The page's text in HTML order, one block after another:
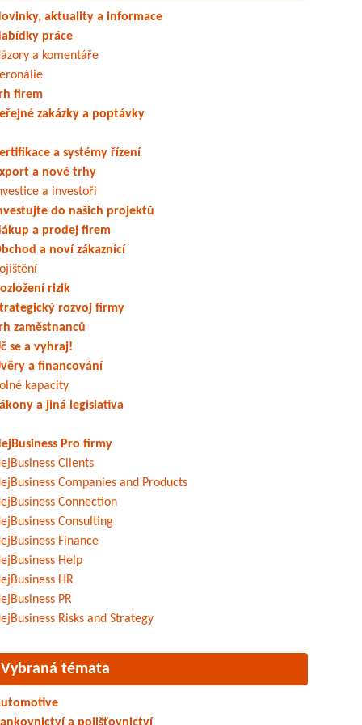
aktuality a informace
práce
a komentáře
firem
zakázky a poptávky
a systémy řízení
a nové trhy
a investoři
do našich projektů
a prodej firem
a noví zákaznící
rizik
rozvoj firmy
zaměstnanců
se a vyhraj!
a financování
kapacity
a jiná legislativa
Pro firmy
Clients
Companies and Products
Connection
Consulting
Finance
Help
HR
PR
Risks and Strategy
Vybraná témata